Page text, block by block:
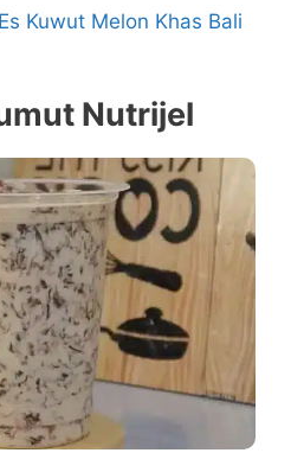
Kuwut Melon Khas Bali
Nutrijel